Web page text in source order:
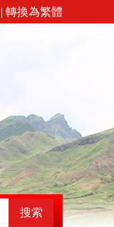
| 轉換為繁體
搜索